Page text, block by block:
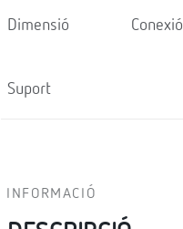
Dimensió Conexió
Suport
INFORMACIÓ